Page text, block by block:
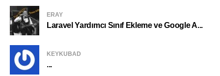
ERAY
Laravel Yardımcı Sınıf Ekleme ve Google A...
KEYKUBAD
...